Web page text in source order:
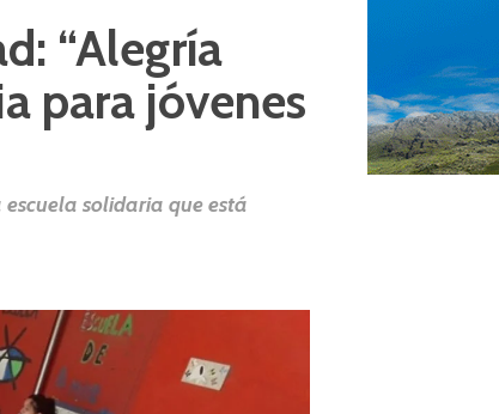
“Alegría
para jóvenes
solidaria que está